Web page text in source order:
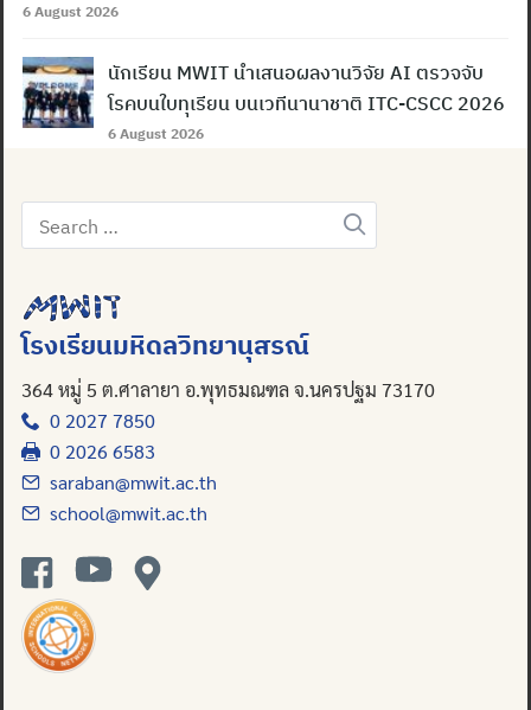
6 August 2026
นักเรียน MWIT นำเสนอผลงานวิจัย AI ตรวจจับ
โรคบนใบทุเรียน บนเวทีนานาชาติ ITC-CSCC 2026
6 August 2026
Search
for:
โรงเรียนมหิดลวิทยานุสรณ์
364 หมู่ 5 ต.ศาลายา อ.พุทธมณฑล จ.นครปฐม 73170
0 2027 7850
0 2026 6583
saraban@mwit.ac.th
school@mwit.ac.th